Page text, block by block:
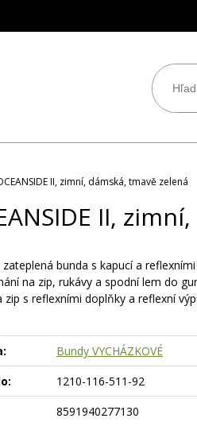
II, zimní, dámská, tmavě zelená
II,
bunda s kapucí a
na zip, rukávy a spodní lem do
zip s reflexními doplňky a reflexní
Bundy VYCHÁZKOVÉ
1210-116-511-92
8591940277130